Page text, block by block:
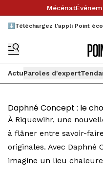
Mécénat
⬇️Téléchargez l'appli Point
ActuParoles d'expert
Daphné Concept : le
À Riquewihr, une
à flâner entre savoir-
originales. Avec Daphné
imagine un lieu